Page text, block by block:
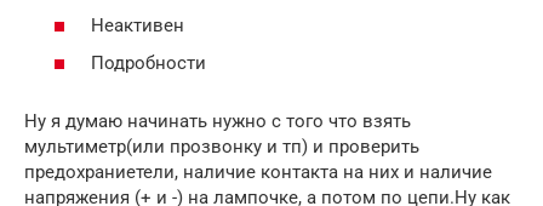
Неактивен
Подробности
Ну я думаю начинать нужно с того что взять
мультиметр(или прозвонку и тп) и проверить
предохраниетели, наличие контакта на них и наличие
напряжения (+ и -) на лампочке, а потом по цепи.Ну как